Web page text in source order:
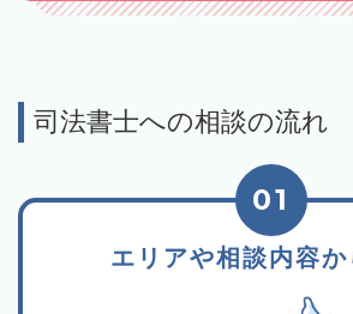
司法書士への相談の流れ
エリアや相談内容か
01